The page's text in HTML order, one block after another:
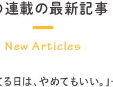
連載の最新記事
る日は、やめてもいい。